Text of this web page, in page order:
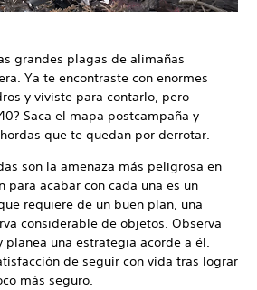
grandes plagas de alimañas
Ya te encontraste con enormes
y viviste para contarlo, pero
Saca el mapa postcampaña y
que te quedan por derrotar.
son la amenaza más peligrosa en
para acabar con cada una es un
requiere de un buen plan, una
considerable de objetos. Observa
una estrategia acorde a él.
de seguir con vida tras lograr
más seguro.